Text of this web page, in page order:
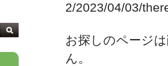
2/2023/04/03/
お探しのページ
ん。